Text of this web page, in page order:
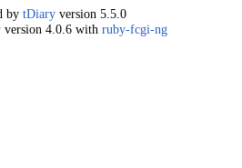
by tDiaryversion 5.5.0
version 4.0.6 with ruby-fcgi-ng